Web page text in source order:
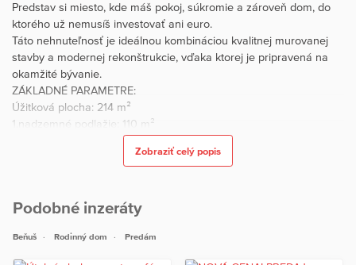
Predstav si miesto, kde máš pokoj, súkromie a zároveň dom, do
ktorého už nemusíš investovať ani euro.
Táto nehnuteľnosť je ideálnou kombináciou kvalitnej murovanej
stavby a modernej rekonštrukcie, vďaka ktorej je pripravená na
okamžité bývanie.
ZÁKLADNÉ PARAMETRE:
Úžitková plocha: 214 m²
1.nadzemné podlažie: 110 m²
2.nadzemné podlažie( podkrovie ) : 104 m²
Pozemok: 840 m² – krásny, slnečný, upravený
REKONŠTRUKCIA, KTORÁ MÁ ZMYSEL: Dom prešiel postupne
vytvorené obytné podkrovie
nová strecha a krytina
Zobraziť celý popis
Podobné inzeráty
Beňuš Rodinný dom Predám